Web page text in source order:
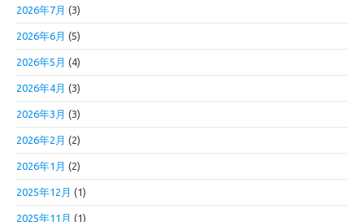
2026年7月 (3)
2026年6月 (5)
2026年5月 (4)
2026年4月 (3)
2026年3月 (3)
2026年2月 (2)
2026年1月 (2)
2025年12月 (1)
2025年11月 (1)